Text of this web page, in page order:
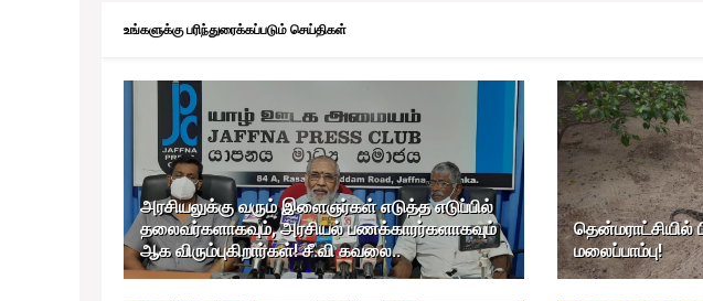
உங்களுக்கு பரிந்துரைக்கப்படும் செய்திகள்
அரசியலுக்கு வரும் இளைஞர்கள் எடுத்த எடுப்பில்
தலைவர்களாகவும், அரசியல் பணக்காரர்களாகவும்
ஆக விரும்புகிறார்கள்! சீ.வி கவலை..
தென்மராட்சியில்
மலைப்பாம்பு!